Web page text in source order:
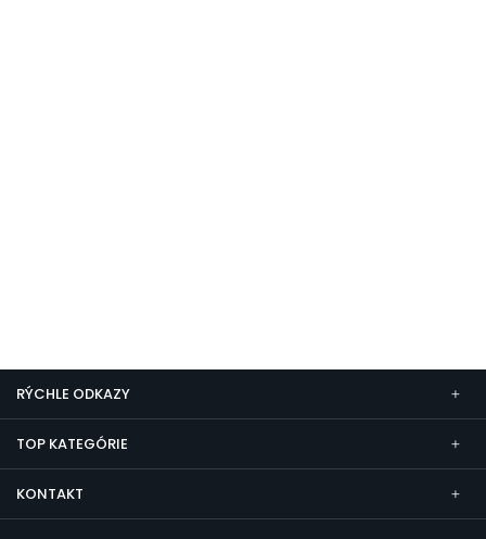
RÝCHLE ODKAZY
TOP KATEGÓRIE
KONTAKT